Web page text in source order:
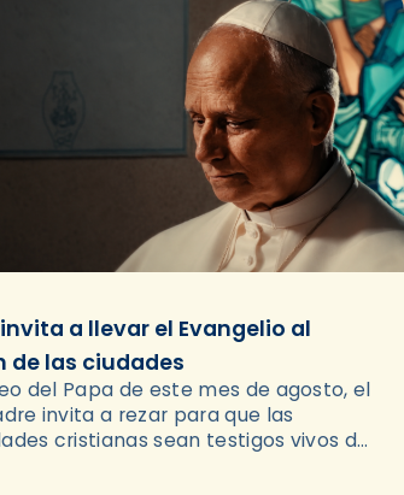
invita a llevar el Evangelio al
de las ciudades
del Papa de este mes de agosto, el
invita a rezar para que las
cristianas sean testigos vivos del